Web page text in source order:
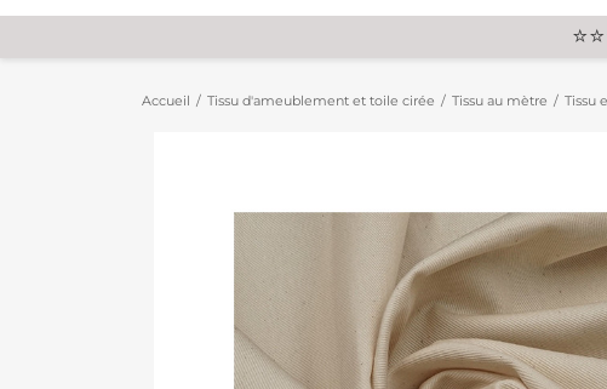
Accueil Tissu d'ameublement et toile cirée Tissu au mètre Tissu